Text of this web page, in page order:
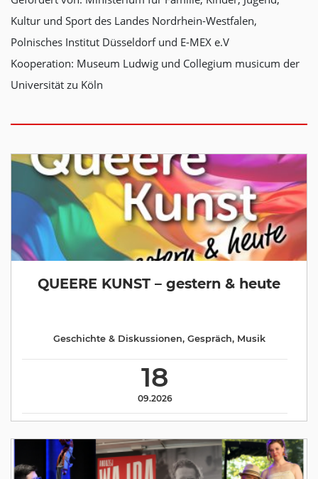
Kultur und Sport des Landes Nordrhein-Westfalen,
Polnisches Institut Düsseldorf und E-MEX e.V
Kooperation: Museum Ludwig und Collegium musicum der
Universität zu Köln
QUEERE KUNST – gestern & heute
18
09.2026
Geschichte & Diskussionen, Gespräch, Musik